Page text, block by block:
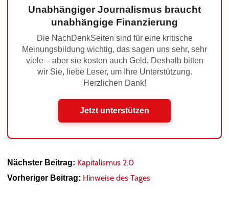
Unabhängiger Journalismus braucht
unabhängige Finanzierung
Die NachDenkSeiten sind für eine kritische
Meinungsbildung wichtig, das sagen uns sehr, sehr
viele – aber sie kosten auch Geld. Deshalb bitten
wir Sie, liebe Leser, um Ihre Unterstützung.
Herzlichen Dank!
Jetzt unterstützen
Nächster Beitrag: Kapitalismus 2.0
Vorheriger Beitrag: Hinweise des Tages